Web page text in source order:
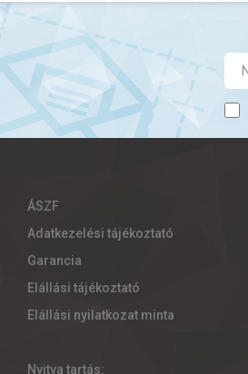
ÁSZF
Adatkezelési tájékoztató
Garancia
Elállási tájékoztató
Elállási nyilatkozat minta
Nyitva tartás: